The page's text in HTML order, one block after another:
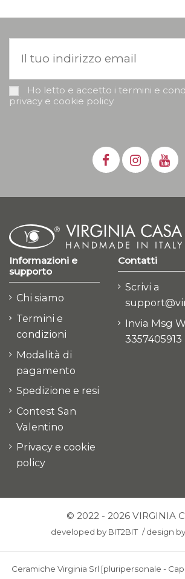
Ho letto e accetto i termini e
privacy e cookie policy
Informazioni e
supporto
Chi siamo
Termini e
condizioni
Modalità di
pagamento
Spedizione e resi
Contest San
Valentino
Privacy e cookie
policy
Contatti
Scrivi a
Invia Msg
3357405913
© 2022 - 2026 VIRGINIA
developed by BIT2BIT /design by
Ceramiche Virginia Srl [pluripersonale -